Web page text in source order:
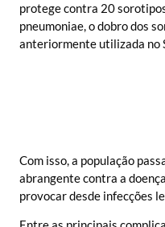
protege contra 20
pneumoniae, o dobro dos
anteriormente utilizada no
Com isso, a população
abrangente contra a
provocar desde infecções